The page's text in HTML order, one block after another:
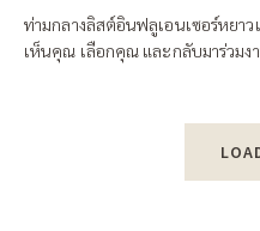
ท่ามกลางลิสต์อินฟลูเอนเซอร์หยา
เห็นคุณ เลือกคุณ และกลับมาร่วมง